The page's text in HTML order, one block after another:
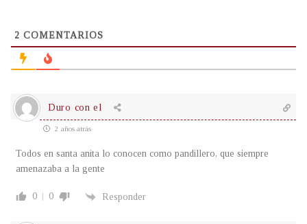
2 COMENTARIOS
Duro con el
2 años atrás
Todos en santa anita lo conocen como pandillero, que siempre
amenazaba a la gente
0 0 Responder